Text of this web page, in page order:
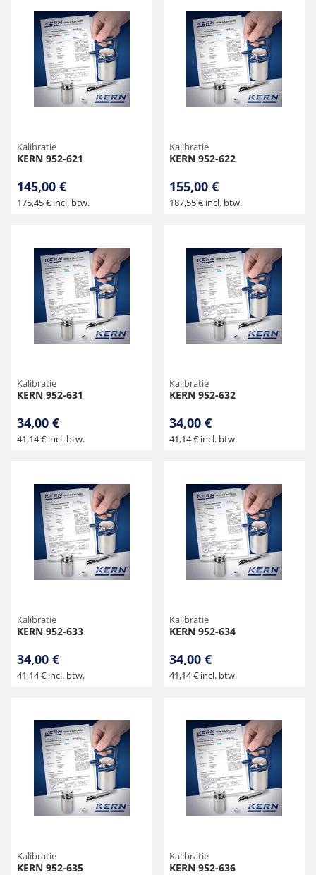
Kalibratie
KERN 952-621
145,00 €
175,45 € incl. btw.
Kalibratie
KERN 952-622
155,00 €
187,55 € incl. btw.
Kalibratie
KERN 952-631
34,00 €
41,14 € incl. btw.
Kalibratie
KERN 952-632
34,00 €
41,14 € incl. btw.
Kalibratie
KERN 952-633
34,00 €
41,14 € incl. btw.
Kalibratie
KERN 952-634
34,00 €
41,14 € incl. btw.
Kalibratie
KERN 952-635
Kalibratie
KERN 952-636